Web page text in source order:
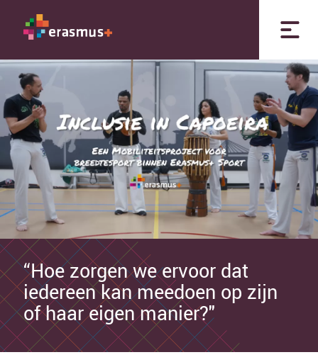
“Hoe zorgen we ervoor dat
iedereen kan meedoen op zijn
of haar eigen manier?"